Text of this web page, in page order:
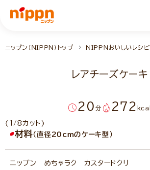
ニップン（NIPPN）トップ NIPPNおいしいレシピ
レアチーズケーキ
20 分 272 kcal
(1/8カット)
材料（直径20cmのケーキ型）
ニップン めちゃラク カスタードクリ